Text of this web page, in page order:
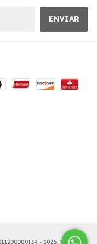
- 2026. Todos os